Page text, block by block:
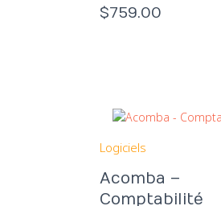
$759.00
Logiciels
Acomba –
Comptabilité